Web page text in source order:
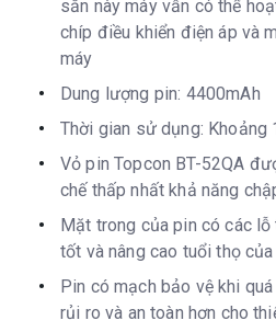
sẵn này máy vẫn có thể
chíp điều khiển điện áp và
máy
Dung lượng pin: 4400mAh
Thời gian sử dụng: Khoảng
Vỏ pin Topcon BT-52QA
chế thấp nhất khả năng
Mặt trong của pin có các
tốt và nâng cao tuổi thọ của
Pin có mạch bảo vệ khi
rủi ro và an toàn hơn cho